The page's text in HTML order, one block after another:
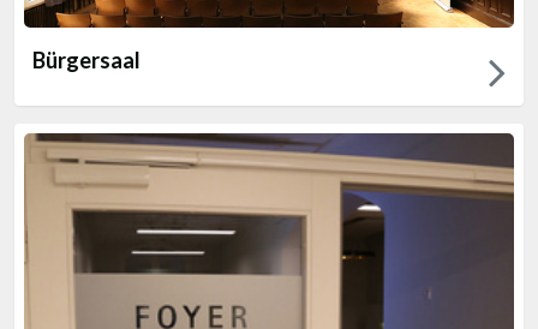
Bürgersaal